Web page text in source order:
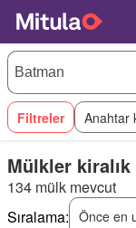
Filtreler Anahtar
Mülkler
134 mülk mevcut
Sıralama: Önce en